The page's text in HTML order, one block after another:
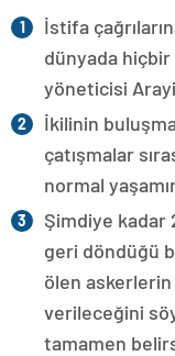
İstifa
dünyada hiçbir
yöneticisi
İkilinin
çatışmalar
normal
Şimdiye kadar
geri döndüğü
ölen
verileceğini
tamamen